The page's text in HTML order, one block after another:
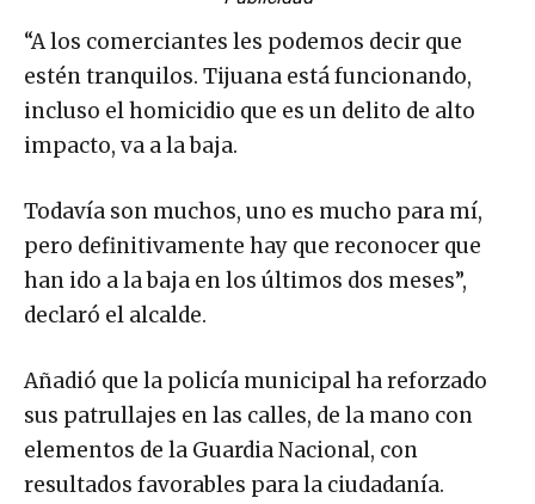
“A los comerciantes les podemos decir que
estén tranquilos. Tijuana está funcionando,
incluso el homicidio que es un delito de alto
impacto, va a la baja.
Todavía son muchos, uno es mucho para mí,
pero definitivamente hay que reconocer que
han ido a la baja en los últimos dos meses”,
declaró el alcalde.
Añadió que la policía municipal ha reforzado
sus patrullajes en las calles, de la mano con
elementos de la Guardia Nacional, con
resultados favorables para la ciudadanía.